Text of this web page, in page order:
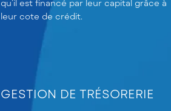
qu’il est financé par leur capital grâce à
leur cote de crédit.
GESTION DE TRÉSORERIE